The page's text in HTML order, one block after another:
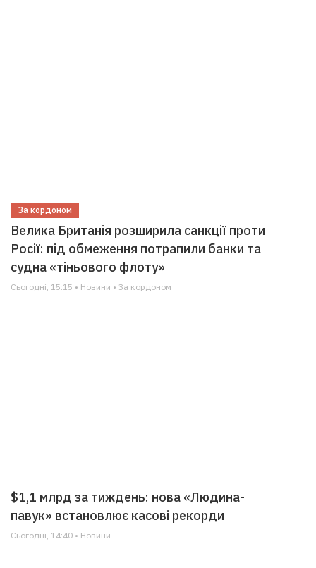
За кордоном
Велика Британія розширила санкції проти
Росії: під обмеження потрапили банки та
судна «тіньового флоту»
Сьогодні, 15:15 • Новини • За кордоном
$1,1 млрд за тиждень: нова «Людина-
павук» встановлює касові рекорди
Сьогодні, 14:40 • Новини